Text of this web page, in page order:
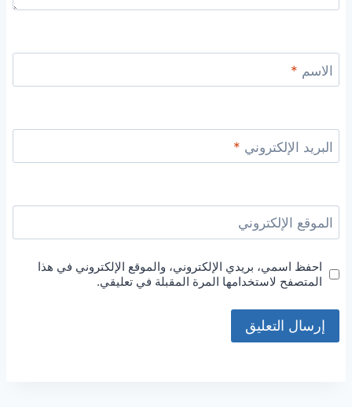
الاسم *
البريد الإلكتروني *
الموقع الإلكتروني
احفظ اسمي، بريدي الإلكتروني، والموقع الإلكتروني في هذا
المتصفح لاستخدامها المرة المقبلة في تعليقي.